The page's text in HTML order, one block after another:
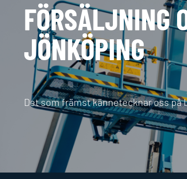
FÖRSÄLJNING
JÖNKÖPING
Det som främst kännetecknar oss